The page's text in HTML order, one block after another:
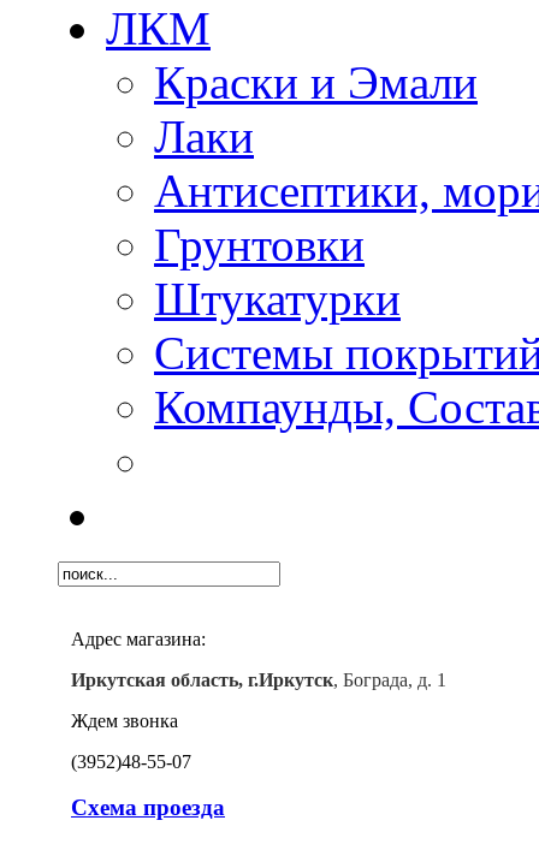
ЛКМ
Краски и Эмали
Лаки
Антисептики,
Грунтовки
Штукатурки
Системы
Компаунды,
Адрес магазина:
Иркутская область, г.Иркутск, Бограда, д. 1
Ждем звонка
(3952)48-55-07
Схема проезда